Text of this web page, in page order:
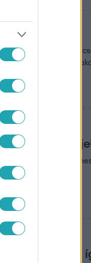
férfi, akit egy
fejfájáscsillapító. Az
meg sem
szerint a volt
keresnek –